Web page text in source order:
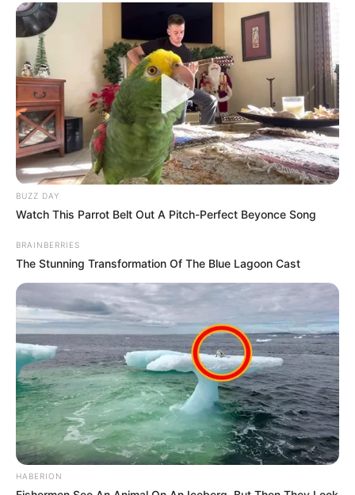
BUZZ DAY
Watch This Parrot Belt Out A Pitch-Perfect Beyonce Song
BRAINBERRIES
The Stunning Transformation Of The Blue Lagoon Cast
HABERION